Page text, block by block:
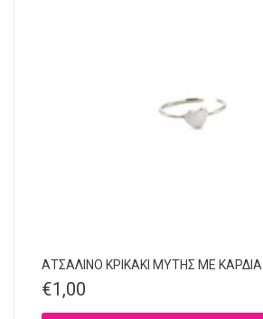
ΑΤΣΑΛΙΝΟ ΚΡΙΚΑΚΙ ΜΥΤΗΣ ΜΕ ΚΑΡΔΙΑ
€1,00